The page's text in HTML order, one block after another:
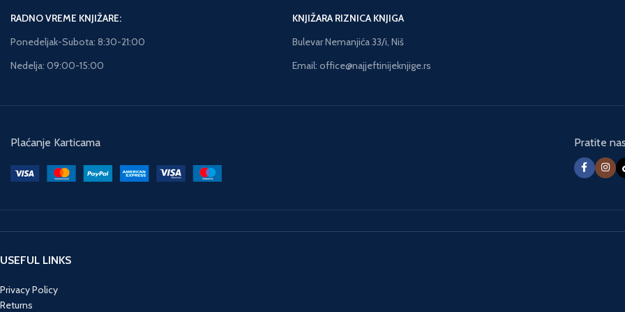
× 27 Povez: Tvrdi Pismo:
RADNO VREME KNJIŽARE:
Ponedeljak-Subota: 8:30-21:00
Nedelja: 09:00-15:00
KNJIŽARA RIZNICA KNJIGA
Bulevar Nemanjića 33/i, Niš
Email: office@najjeftinijeknjige.rs
Plaćanje Karticama Pratite
USEFUL LINKS
Privacy Policy
Returns